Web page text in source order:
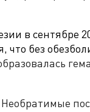
в сентябре
что без